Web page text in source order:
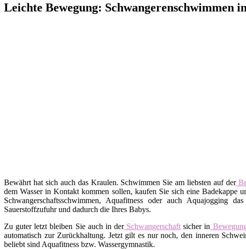
Leichte Bewegung: Schwangerenschwimmen
Bewährt hat sich auch das Kraulen. Schwimmen Sie am liebsten auf der
dem Wasser in Kontakt kommen sollen, kaufen Sie sich eine Badekappe
Schwangerschaftsschwimmen, Aquafitness oder auch Aquajogging
Sauerstoffzufuhr und dadurch die Ihres Babys.
Zu guter letzt bleiben Sie auch in derSchwangerschaft sicher in
automatisch zur Zurückhaltung. Jetzt gilt es nur noch, den inneren
beliebt sind Aquafitness bzw. Wassergymnastik.